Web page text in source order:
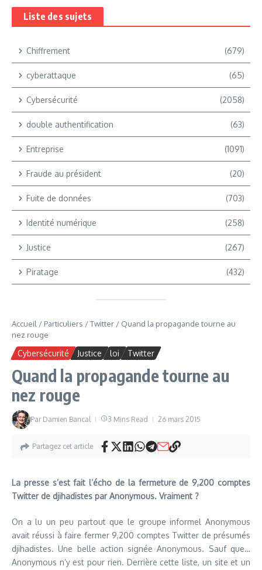
Liste des sujets
Chiffrement (679)
cyberattaque (65)
Cybersécurité (2058)
double authentification (63)
Entreprise (1091)
Fraude au président (20)
Fuite de données (703)
Identité numérique (258)
Justice (267)
Piratage (432)
Accueil / Particuliers /Twitter / Quand la propagande tourne au
nez rouge
Cybersécurité Justice loi Twitter
Quand la propagande tourne au
nez rouge
Par Damien Bancal 3 Mins Read 26 mars 2015
Partagez cet article
La presse s’est fait l’écho de la fermeture de 9,200 comptes
Twitter de djihadistes par Anonymous. Vraiment ?
On a lu un peu partout que le groupe informel Anonymous
avait réussi à faire fermer 9,200 comptes Twitter de présumés
djihadistes. Une belle action signée Anonymous. Sauf que…
Anonymous n’y est pour rien. Derrière cette liste, un site et un